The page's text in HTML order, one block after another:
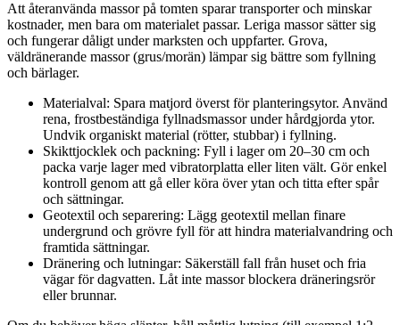
Att återanvända massor på tomten sparar transporter och minskar
kostnader, men bara om materialet passar. Leriga massor sätter sig
och fungerar dåligt under marksten och uppfarter. Grova,
väldränerande massor (grus/morän) lämpar sig bättre som fyllning
och bärlager.
Materialval: Spara matjord överst för planteringsytor. Använd
rena, frostbeständiga fyllnadsmassor under hårdgjorda ytor.
Undvik organiskt material (rötter, stubbar) i fyllning.
Skikttjocklek och packning: Fyll i lager om 20–30 cm och
packa varje lager med vibratorplatta eller liten vält. Gör enkel
kontroll genom att gå eller köra över ytan och titta efter spår
och sättningar.
Geotextil och separering: Lägg geotextil mellan finare
undergrund och grövre fyll för att hindra materialvandring och
framtida sättningar.
Dränering och lutningar: Säkerställ fall från huset och fria
vägar för dagvatten. Låt inte massor blockera dräneringsrör
eller brunnar.